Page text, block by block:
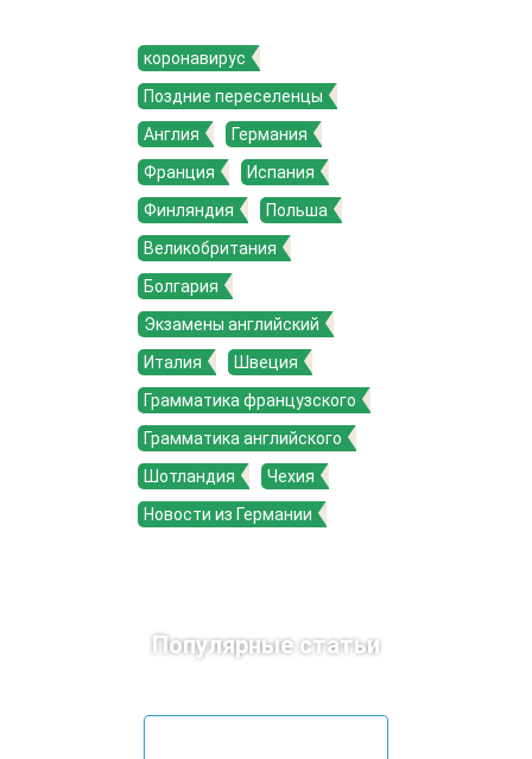
коронавирус
Поздние переселенцы
Англия
Германия
Франция
Испания
Финляндия
Польша
Великобритания
Болгария
Экзамены английский
Италия
Швеция
Грамматика французского
Грамматика английского
Шотландия
Чехия
Новости из Германии
Популярные статьи